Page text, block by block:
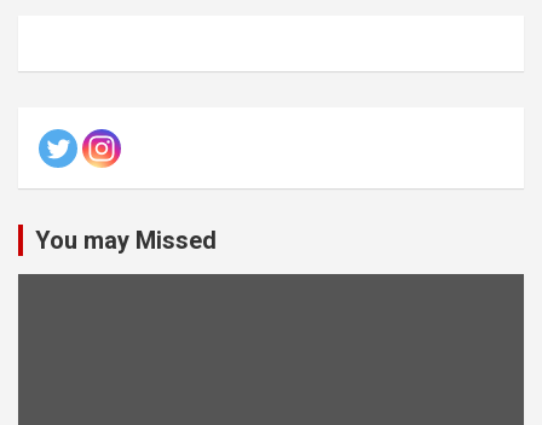
You may Missed